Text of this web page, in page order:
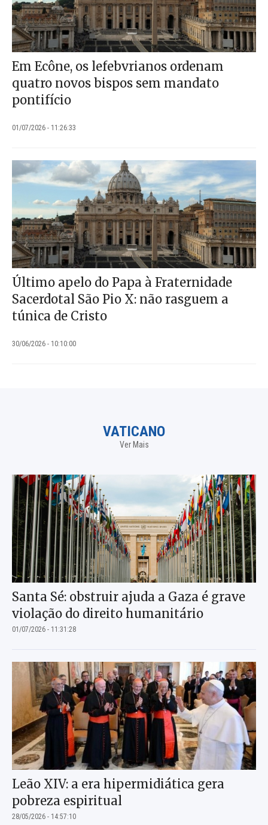
Em Ecône, os lefebvrianos ordenam
quatro novos bispos sem mandato
pontifício
01/07/2026 - 11:26:33
Último apelo do Papa à Fraternidade
Sacerdotal São Pio X: não rasguem a
túnica de Cristo
30/06/2026 - 10:10:00
VATICANO
Ver Mais
Santa Sé: obstruir ajuda a Gaza é grave
violação do direito humanitário
01/07/2026 - 11:31:28
Leão XIV: a era hipermidiática gera
pobreza espiritual
28/05/2026 - 14:57:10